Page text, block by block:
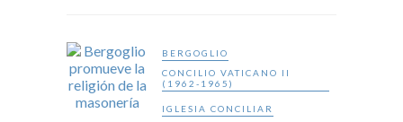
BERGOGLIO
CONCILIO VATICANO II
(1962-1965)
IGLESIA CONCILIAR